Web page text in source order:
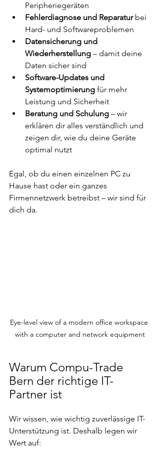
Peripheriegeräten
Fehlerdiagnose und Reparatur bei
Hard- und Softwareproblemen
Datensicherung und
Wiederherstellung – damit deine
Daten sicher sind
Software-Updates und
Systemoptimierung für mehr
Leistung und Sicherheit
Beratung und Schulung – wir
erklären dir alles verständlich und
zeigen dir, wie du deine Geräte
optimal nutzt
Egal, ob du einen einzelnen PC zu
Hause hast oder ein ganzes
Firmennetzwerk betreibst – wir sind für
dich da.
Eye-level view of a modern office workspace
with a computer and network equipment
Warum Compu-Trade
Bern der richtige IT-
Partner ist
Wir wissen, wie wichtig zuverlässige IT-
Unterstützung ist. Deshalb legen wir
Wert auf: